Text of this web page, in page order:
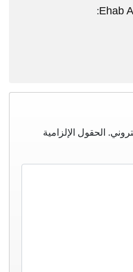
Ehab
:
الحقول الإلزامية